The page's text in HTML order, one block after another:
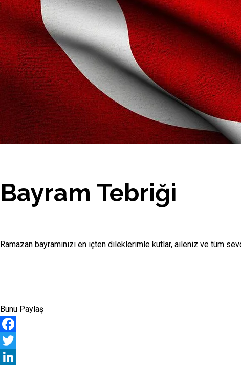
Bayram Tebriği
Ramazan bayramınızı en içten dileklerimle kutlar, aileniz ve tüm
Bunu Paylaş
Facebook
Twitter